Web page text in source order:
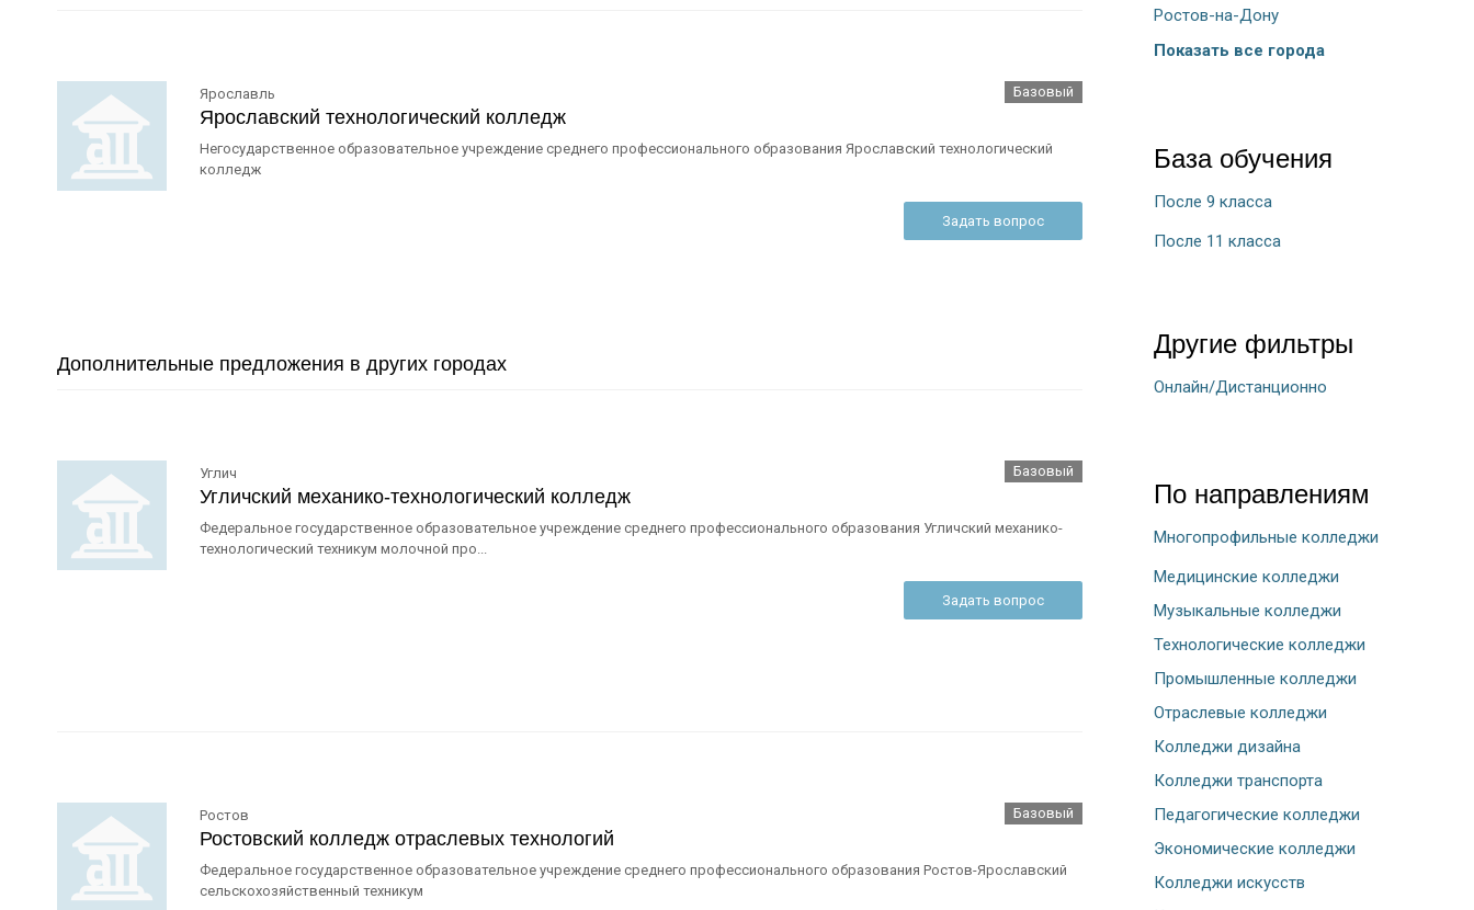
Ярославль Базовый
Ярославский технологический колледж
Негосударственное образовательное учреждение среднего профессионального образования Ярославский технологический
колледж
Задать вопрос
Дополнительные предложения в других городах
Углич Базовый
Угличский механико-технологический колледж
Федеральное государственное образовательное учреждение среднего профессионального образования Угличский механико-
технологический техникум молочной про...
Задать вопрос
Ростов Базовый
Ростовский колледж отраслевых технологий
Федеральное государственное образовательное учреждение среднего профессионального образования Ростов-Ярославский
сельскохозяйственный техникум
Ростов-на-Дону
Показать все города
База обучения
После 9 класса
После 11 класса
Другие фильтры
Онлайн/Дистанционно
По направлениям
Многопрофильные колледжи
Медицинские колледжи
Музыкальные колледжи
Технологические колледжи
Промышленные колледжи
Отраслевые колледжи
Колледжи дизайна
Колледжи транспорта
Педагогические колледжи
Экономические колледжи
Колледжи искусств